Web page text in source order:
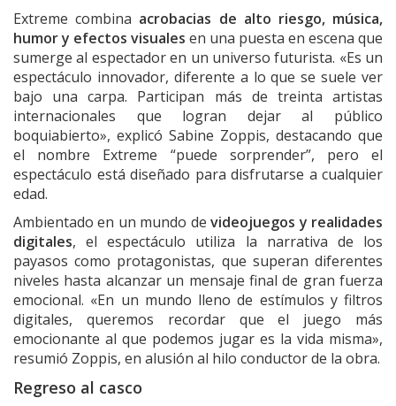
Extreme combina acrobacias de alto riesgo, música,
humor y efectos visuales en una puesta en escena que
sumerge al espectador en un universo futurista. «Es un
espectáculo innovador, diferente a lo que se suele ver
bajo una carpa. Participan más de treinta artistas
internacionales que logran dejar al público
boquiabierto», explicó Sabine Zoppis, destacando que
el nombre Extreme “puede sorprender”, pero el
espectáculo está diseñado para disfrutarse a cualquier
edad.
Ambientado en un mundo devideojuegos y realidades
digitales, el espectáculo utiliza la narrativa de los
payasos como protagonistas, que superan diferentes
niveles hasta alcanzar un mensaje final de gran fuerza
emocional. «En un mundo lleno de estímulos y filtros
digitales, queremos recordar que el juego más
emocionante al que podemos jugar es la vida misma»,
resumió Zoppis, en alusión al hilo conductor de la obra.
Regreso al casco